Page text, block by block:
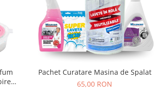
+
Pachet Curatare Masina de Spalat
65,00 RON